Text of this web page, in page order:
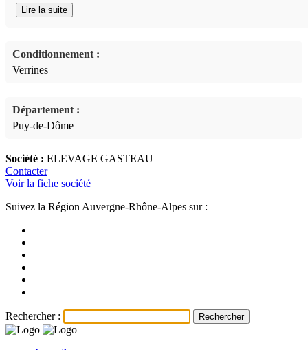
Lire la suite
Conditionnement :
Verrines
Département :
Puy-de-Dôme
Société : ELEVAGE GASTEAU
Contacter
Voir la fiche société
Suivez la Région Auvergne-Rhône-Alpes sur :
Rechercher :